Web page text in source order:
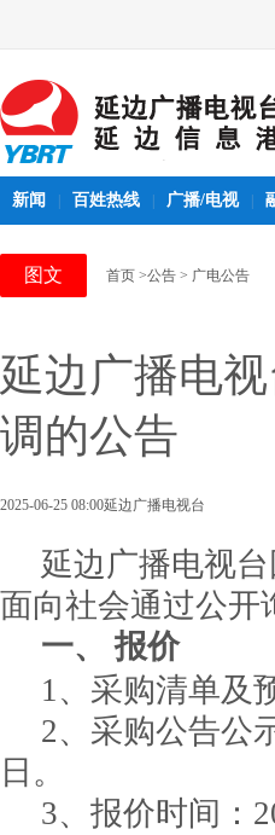
新闻 百姓热线 广播/电视
图文 首页 >公告 > 广电公告
延边广播电
调的公告
2025-06-25 08:00延边广播电视台
延边广播电视
面向社会通过公开
一、报价
1、采购清单及
2、采购公告公
日。
3、报价时间：